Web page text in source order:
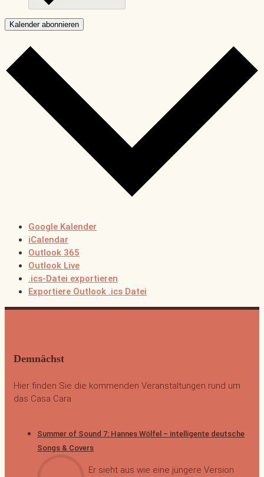
Kalender abonnieren
Google Kalender
iCalendar
Outlook 365
Outlook Live
.ics-Datei exportieren
Exportiere Outlook .ics Datei
Demnächst
Hier finden Sie die kommenden Veranstaltungen rund um
das Casa Cara
Summer of Sound 7: Hannes Wölfel – intelligente deutsche
Songs & Covers
Er sieht aus wie eine jüngere Version